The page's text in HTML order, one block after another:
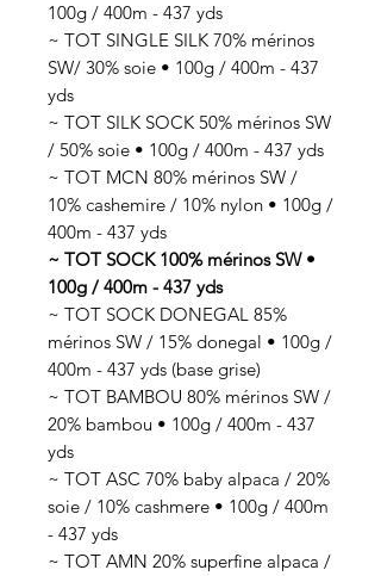
100g / 400m - 437 yds
~ TOT SINGLE SILK 70% mérinos
SW/ 30% soie • 100g / 400m - 437
yds
~ TOT SILK SOCK 50% mérinos SW
/ 50% soie • 100g / 400m - 437 yds
~ TOT MCN 80% mérinos SW /
10% cashemire / 10% nylon • 100g /
400m - 437 yds
~ TOT SOCK 100% mérinos SW •
100g / 400m - 437 yds
~ TOT SOCK DONEGAL 85%
mérinos SW / 15% donegal • 100g /
400m - 437 yds (base grise)
~ TOT BAMBOU 80% mérinos SW /
20% bambou • 100g / 400m - 437
yds
~ TOT ASC 70% baby alpaca / 20%
soie / 10% cashmere • 100g / 400m
- 437 yds
~ TOT AMN 20% superfine alpaca /